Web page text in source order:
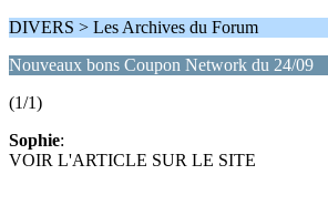
DIVERS > Les Archives du Forum
Nouveaux bons Coupon Network du 24/09
(1/1)
Sophie:
VOIR L'ARTICLE SUR LE SITE